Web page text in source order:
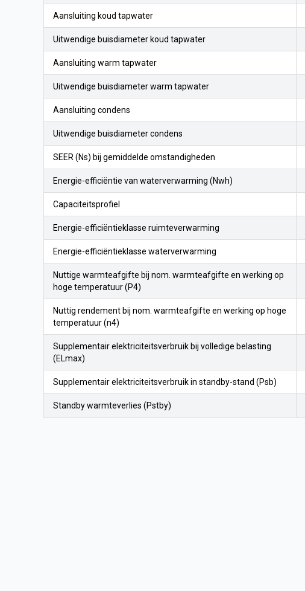
Aansluiting koud tapwater
Uitwendige buisdiameter koud tapwater
Aansluiting warm tapwater
Uitwendige buisdiameter warm tapwater
Aansluiting condens
Uitwendige buisdiameter condens
SEER (Ns) bij gemiddelde omstandigheden
Energie-efficiëntie van waterverwarming (Nwh)
Capaciteitsprofiel
Energie-efficiëntieklasse ruimteverwarming
Energie-efficiëntieklasse waterverwarming
Nuttige warmteafgifte bij nom. warmteafgifte en werking op
hoge temperatuur (P4)
Nuttig rendement bij nom. warmteafgifte en werking op hoge
temperatuur (n4)
Supplementair elektriciteitsverbruik bij volledige belasting
(ELmax)
Supplementair elektriciteitsverbruik in standby-stand (Psb)
Standby warmteverlies (Pstby)